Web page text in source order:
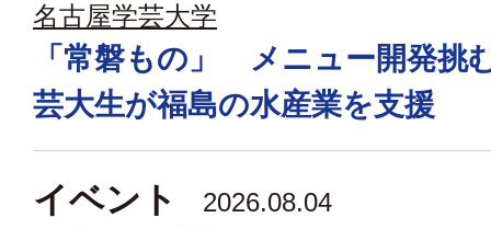
名古屋学芸大学
「常磐もの」 メニュー開発
芸大生が福島の水産業を支援
イベント
2026.08.04